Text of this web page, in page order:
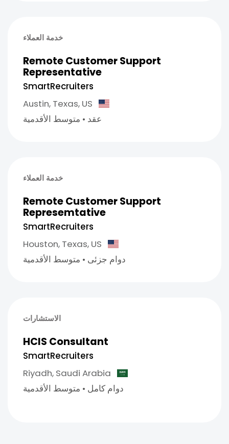
خدمة العملاء
Remote Customer Support
Representative
SmartRecruiters
Austin, Texas, US
عقد • متوسط الأقدمية
خدمة العملاء
Remote Customer Support
Represemtative
SmartRecruiters
Houston, Texas, US
دوام جزئى • متوسط الأقدمية
الاستشارات
HCIS Consultant
SmartRecruiters
Riyadh, Saudi Arabia
دوام كامل • متوسط الأقدمية